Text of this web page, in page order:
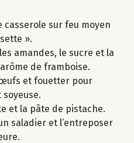
casserole sur feu moyen
».
amandes, le sucre et la
de framboise.
et fouetter pour
et la pâte de pistache.
saladier et l’entreposer